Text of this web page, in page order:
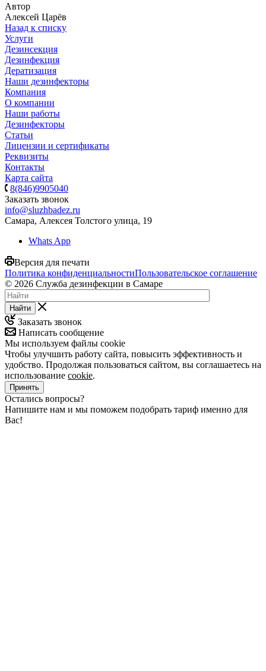
Автор
Алексей Царёв
Назад к списку
Услуги
Дезинсекция
Дезинфекция
Дератизация
Наши дезинфекторы
Компания
О компании
Наши работы
Дезинфекторы
Статьи
Лицензии и сертификаты
Реквизиты
Контакты
Карта сайта
8(846)9905040
Заказать звонок
info@sluzhbadez.ru
Самара, Алексея Толстого улица, 19
Whats App
Версия для печати
Политика конфиденциальностиПользовательское соглашение
© 2026 Служба дезинфекции в Самаре
Найти
Заказать звонок
Написать сообщение
Мы используем файлы cookie
Чтобы улучшить работу сайта, повысить эффективность и
удобство. Продолжая пользоваться сайтом, вы соглашаетесь на
использование cookie.
Принять
Остались вопросы?
Напишите нам и мы поможем подобрать тариф именно для
Вас!